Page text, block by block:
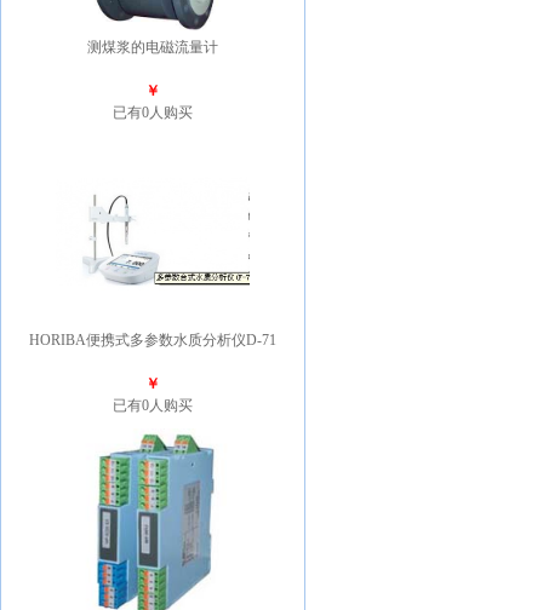
测煤浆的电磁流量计
￥
已有0人购买
HORIBA便携式多参数水质分析仪D-71
￥
已有0人购买